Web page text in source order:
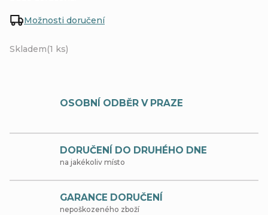
Skladem(1 ks)
Možnosti doručení
OSOBNÍ ODBĚR V PRAZE
DORUČENÍ DO DRUHÉHO DNE
na jakékoliv místo
GARANCE DORUČENÍ
nepoškozeného zboží